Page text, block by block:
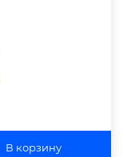
В корзину